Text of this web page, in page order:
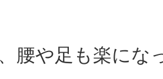
腰や足も楽にな